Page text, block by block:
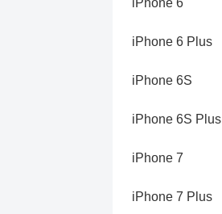
iPhone 6 Plus
iPhone 6S
iPhone 6S Plus
iPhone 7
iPhone 7 Plus